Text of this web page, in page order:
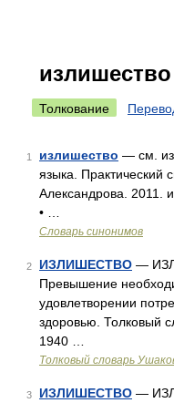
излишество
Толкование
1 излишество — см.
языка. Практический
Александрова. 2011.
• …
Словарь синонимов
2 ИЗЛИШЕСТВО —
Превышение
удовлетворении
здоровью. Толковый
1940 …
Толковый словарь
3 ИЗЛИШЕСТВО —